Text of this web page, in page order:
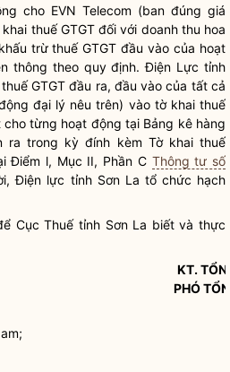
cho EVN Telecom (ban đúng giá
thuế GTGT đối với doanh thu hoa
trừ thuế GTGT đầu vào của hoạt
thông theo quy định. Điện Lực tỉnh
GTGT đầu ra, đầu vào của tất cả
đại lý nêu trên) vào tờ khai thuế
từng hoạt động tại Bảng kê hàng
ra trong kỳ đính kèm Tờ khai thuế
Điểm l, Mục II, Phần C Thông tư số
Điện lực tỉnh Sơn La tổ chức hạch
Cục Thuế tỉnh Sơn La biết và thực
KT.
PHÓ